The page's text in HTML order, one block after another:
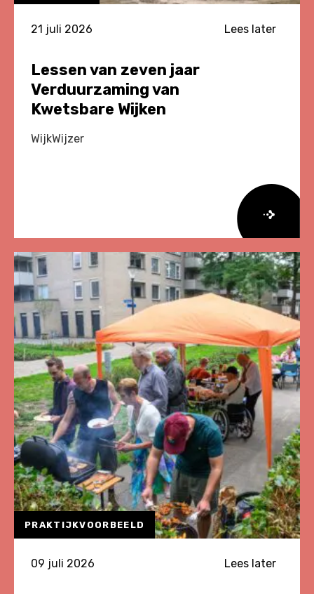
21 juli 2026 Lees later
Lessen van zeven jaar
Verduurzaming van
Kwetsbare Wijken
WijkWijzer
meer
Lessen
van
zeven
jaar
Verduurzaming
van
Kwetsbare
Wijken
PRAKTIJKVOORBEELD
09 juli 2026 Lees later